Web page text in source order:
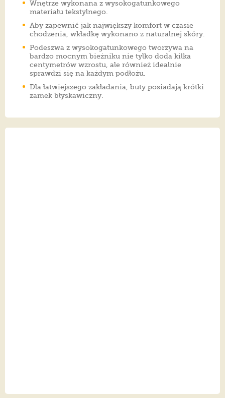
Wnętrze wykonana z wysokogatunkowego
materiału tekstylnego.
Aby zapewnić jak największy komfort w czasie
chodzenia, wkładkę wykonano z naturalnej skóry.
Podeszwa z wysokogatunkowego tworzywa na
bardzo mocnym bieżniku nie tylko doda kilka
centymetrów wzrostu, ale również idealnie
sprawdzi się na każdym podłożu.
Dla łatwiejszego zakładania, buty posiadają krótki
zamek błyskawiczny.